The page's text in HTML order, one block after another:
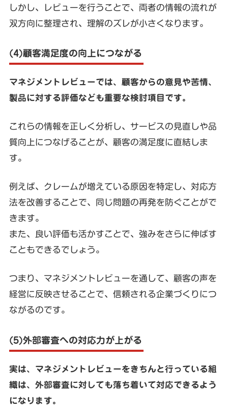
しかし、レビューを行うことで、両者の情報の流れが
双方向に整理され、理解のズレが小さくなります。
(4)顧客満足度の向上につながる
マネジメントレビューでは、顧客からの意見や苦情、
製品に対する評価なども重要な検討項目です。
これらの情報を正しく分析し、サービスの見直しや品
質向上につなげることが、顧客の満足度に直結しま
す。
例えば、クレームが増えている原因を特定し、対応方
法を改善することで、同じ問題の再発を防ぐことがで
きます。
また、良い評価も活かすことで、強みをさらに伸ばす
こともできるでしょう。
つまり、マネジメントレビューを通して、顧客の声を
経営に反映させることで、信頼される企業づくりにつ
ながるのです。
(5)外部審査への対応力が上がる
実は、マネジメントレビューをきちんと行っている組
織は、外部審査に対しても落ち着いて対応できるよう
になります。